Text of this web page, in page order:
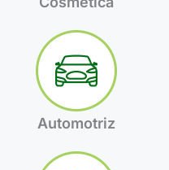
Automotriz